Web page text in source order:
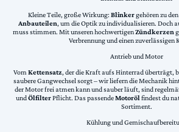
Kleine Teile, große Wirkung: Blinkergehören zu
Anbauteilen, um die Optik zu individualisieren. Doch
muss stimmen. Mit unseren hochwertigenZündkerzen
Verbrennung und einen zuverlässigen
Antrieb und Motor
VomKettensatz, der die Kraft aufs Hinterrad überträgt,
saubere Gangwechsel sorgt – wir liefern die Mechanik
der Motor frei atmen kann und sauber läuft, sind
undÖlfilterPflicht. Das passendeMotorölfindest du
Sortiment.
Kühlung und